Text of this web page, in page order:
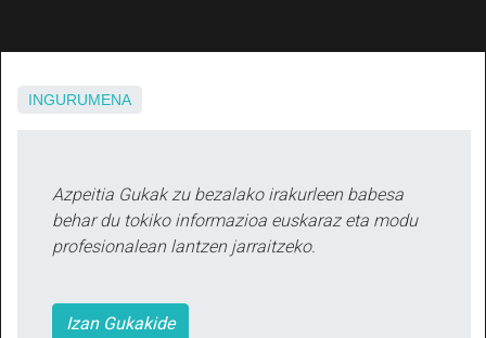
INGURUMENA
Azpeitia Gukak zu bezalako irakurleen babesa
behar du tokiko informazioa euskaraz eta modu
profesionalean lantzen jarraitzeko.
Izan Gukakide